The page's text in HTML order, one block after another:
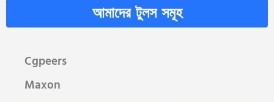
আমাদের টুলস সমূহ
Cgpeers
Maxon